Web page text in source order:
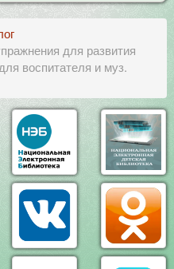
для развития
воспитателя и муз.